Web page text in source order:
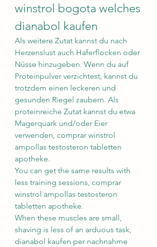
winstrol bogota welches
dianabol kaufen
Als weitere Zutat kannst du nach
Herzenslust auch Haferflocken oder
Nüsse hinzugeben. Wenn du auf
Proteinpulver verzichtest, kannst du
trotzdem einen leckeren und
gesunden Riegel zaubern. Als
proteinreiche Zutat kannst du etwa
Magerquark und/oder Eier
verwenden, comprar winstrol
ampollas testosteron tabletten
apotheke.
You can get the same results with
less training sessions, comprar
winstrol ampollas testosteron
tabletten apotheke.
When these muscles are small,
shaving is less of an arduous task,
dianabol kaufen per nachnahme